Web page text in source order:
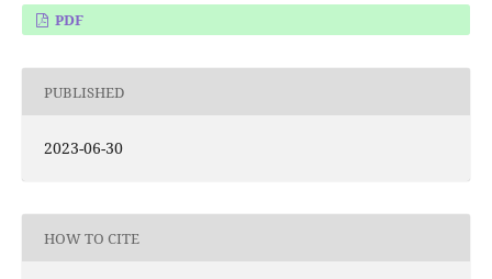
PDF
PUBLISHED
2023-06-30
HOW TO CITE